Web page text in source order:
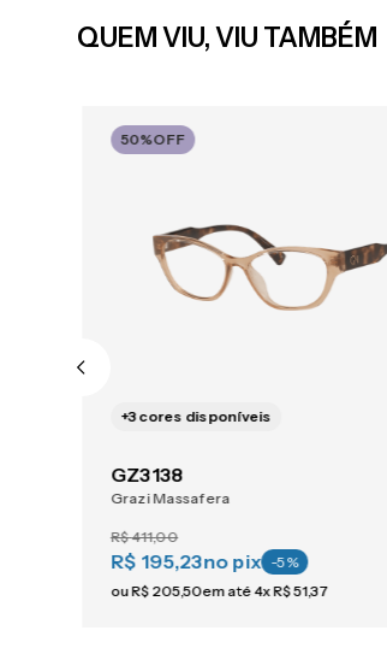
QUEM VIU, VIU TAMBÉM
+3cores disponíveis
50%OFF
GZ3138
Grazi Massafera
R$411,00
R$ 195,23no pix -5%
ouR$ 205,50em até4xR$51,37